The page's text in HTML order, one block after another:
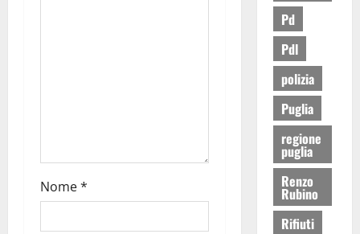
Nome*
Pd
Pdl
polizia
Puglia
regione
puglia
Renzo
Rubino
Rifiuti